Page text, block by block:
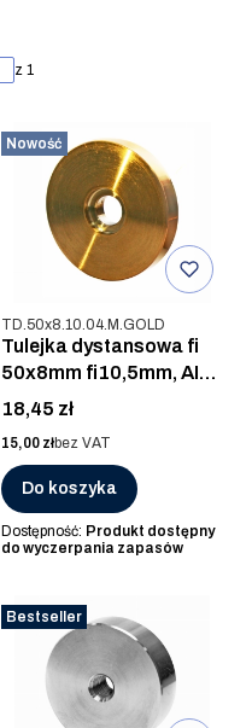
z 1
Nowość
Kod produktu
TD.50x8.10.04.M.GOLD
Tulejka dystansowa fi
50x8mm fi10,5mm, AISI
304, GOLD POLER
Cena
18,45 zł
Cena
15,00 złbez VAT
Do koszyka
Dostępność: Produkt dostępny
do wyczerpania zapasów
Bestseller